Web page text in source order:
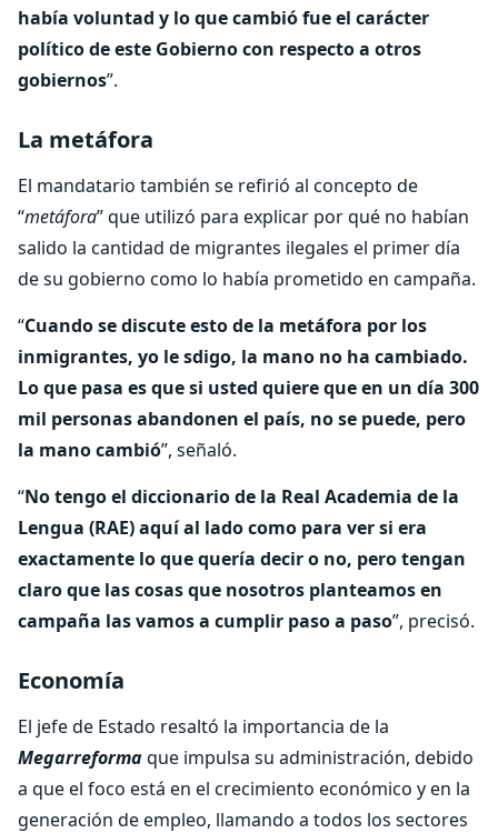
había voluntad y lo que cambió fue el carácter
político de este Gobierno con respecto a otros
gobiernos”.
La metáfora
El mandatario también se refirió al concepto de
“metáfora” que utilizó para explicar por qué no habían
salido la cantidad de migrantes ilegales el primer día
de su gobierno como lo había prometido en campaña.
“Cuando se discute esto de la metáfora por los
inmigrantes, yo le sdigo, la mano no ha cambiado.
Lo que pasa es que si usted quiere que en un día 300
mil personas abandonen el país, no se puede, pero
la mano cambió”, señaló.
“No tengo el diccionario de la Real Academia de la
Lengua (RAE) aquí al lado como para ver si era
exactamente lo que quería decir o no, pero tengan
claro que las cosas que nosotros planteamos en
campaña las vamos a cumplir paso a paso”, precisó.
Economía
El jefe de Estado resaltó la importancia de la
Megarreformaque impulsa su administración, debido
a que el foco está en el crecimiento económico y en la
generación de empleo, llamando a todos los sectores